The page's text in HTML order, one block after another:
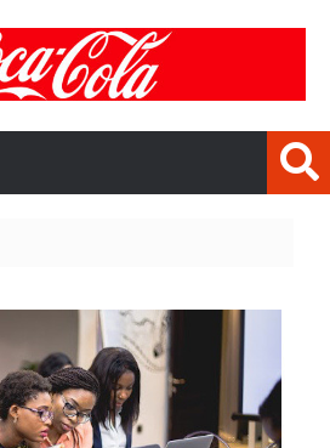
Bénin :
Aliko